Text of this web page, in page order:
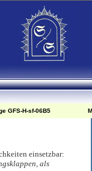
GFS-H-sf-06B5
einsetzbar:
als